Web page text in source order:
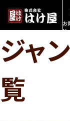
お
ド
ジャ
覧